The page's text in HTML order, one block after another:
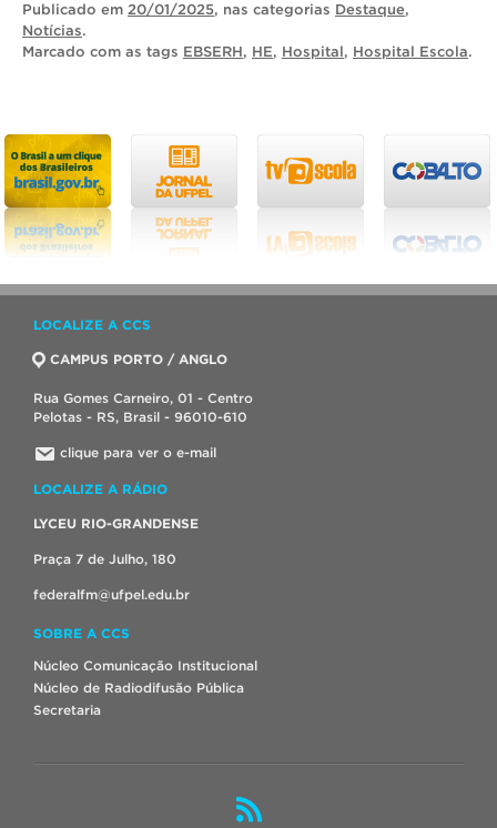
Publicado em 20/01/2025, nas categorias Destaque,
Notícias.
Marcado com as tags EBSERH, HE, Hospital, Hospital Escola.
LOCALIZE A CCS
CAMPUS PORTO / ANGLO
Rua Gomes Carneiro, 01 - Centro
Pelotas - RS, Brasil - 96010-610
clique para ver o e-mail
LOCALIZE A RÁDIO
LYCEU RIO-GRANDENSE
Praça 7 de Julho, 180
federalfm@ufpel.edu.br
SOBRE A CCS
Núcleo Comunicação Institucional
Núcleo de Radiodifusão Pública
Secretaria